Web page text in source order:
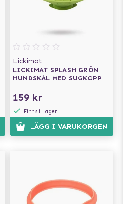
Lickimat
LICKIMAT SPLASH GRÖN
HUNDSKÅL MED SUGKOPP
159 kr
Finns i Lager
LÄGG I VARUKORGEN